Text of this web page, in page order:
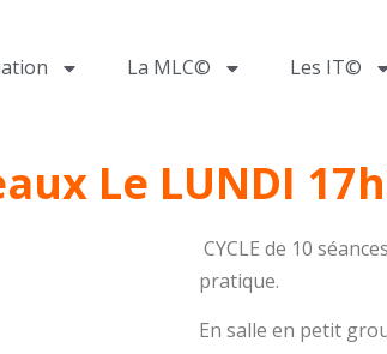
La MLC© Les IT©
Le LUNDI
CYCLE de 10
pratique.
En salle en petit